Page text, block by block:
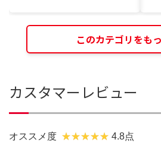
このカテゴリをも
カスタマーレビュー
オススメ度 4.8点